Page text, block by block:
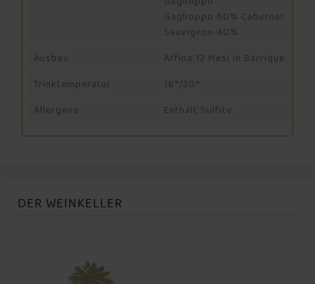
Gaglioppo 60% Cabernet
Sauvignon 40%
Ausbau
Affina 12 Mesi In Barrique
Trinktemperatur
18°/20°
Allergene
Enthält Sulfite
DER WEINKELLER